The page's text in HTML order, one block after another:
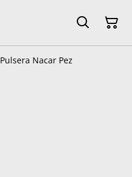
Pulsera Nacar Pez